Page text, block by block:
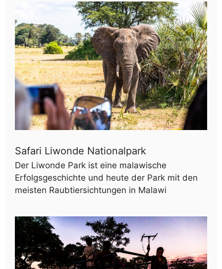
Safari Liwonde Nationalpark
Der Liwonde Park ist eine malawische
Erfolgsgeschichte und heute der Park mit den
meisten Raubtiersichtungen in Malawi